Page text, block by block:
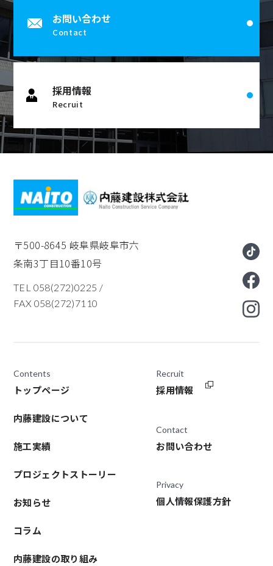
お問い合わせ
Contact
採用情報
Recruit
〒500-8645 岐阜県岐阜市六
条南3丁目10番10号
TEL 058(272)0225 /
FAX 058(272)7110
Contents
トップページ
内藤建設について
施工実績
プロジェクトストーリー
お知らせ
コラム
内藤建設の取り組み
Recruit
採用情報
Contact
お問い合わせ
Privacy
個人情報保護方針